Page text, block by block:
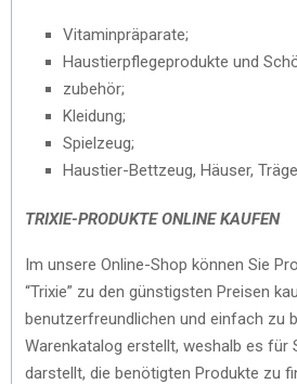
Vitaminpräparate;
Haustierpflegeprodukte und
zubehör;
Kleidung;
Spielzeug;
Haustier-Bettzeug, Häuser,
TRIXIE-PRODUKTE ONLINE KAUFEN
Im unsere Online-Shop können Sie
“Trixie” zu den günstigsten Preisen
benutzerfreundlichen und einfach zu
Warenkatalog erstellt, weshalb es für
darstellt, die benötigten Produkte zu